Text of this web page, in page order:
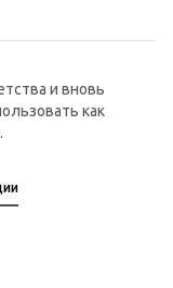
и вновь
как